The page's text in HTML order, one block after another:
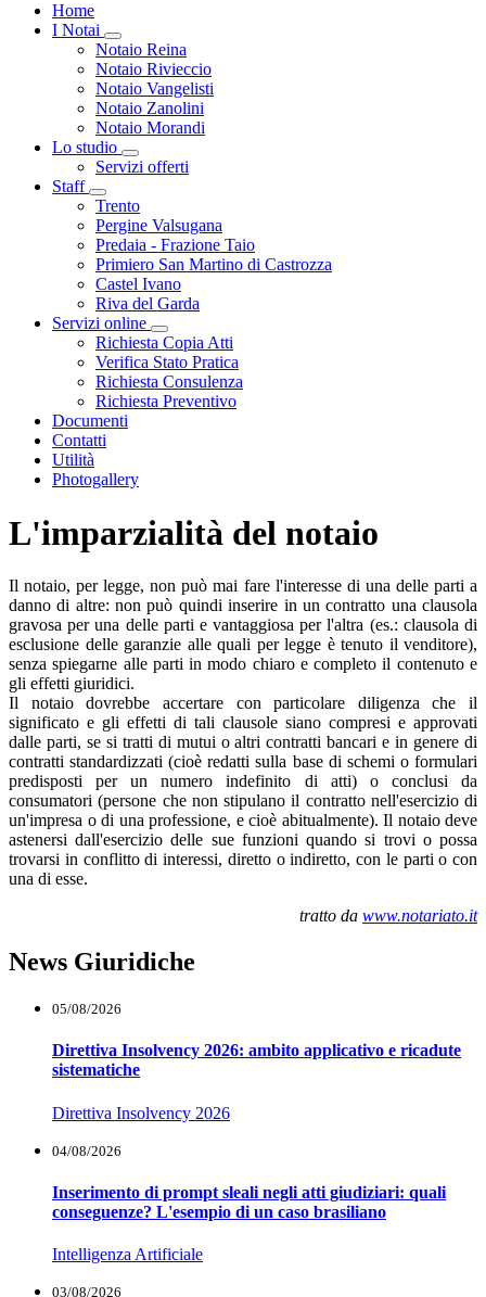
Home
I Notai
Visualizza menù di secondo livello
Notaio Reina
Notaio Rivieccio
Notaio Vangelisti
Notaio Zanolini
Notaio Morandi
Lo studio
Visualizza menù di secondo livello
Servizi offerti
Staff
Visualizza menù di secondo livello
Trento
Pergine Valsugana
Predaia - Frazione Taio
Primiero San Martino di Castrozza
Castel Ivano
Riva del Garda
Servizi online
Visualizza menù di secondo livello
Richiesta Copia Atti
Verifica Stato Pratica
Richiesta Consulenza
Richiesta Preventivo
Documenti
Contatti
Utilità
Photogallery
L'imparzialità del notaio
Il notaio, per legge, non può mai fare l'interesse di una delle parti a
danno di altre: non può quindi inserire in un contratto una clausola
gravosa per una delle parti e vantaggiosa per l'altra (es.: clausola di
esclusione delle garanzie alle quali per legge è tenuto il venditore),
senza spiegarne alle parti in modo chiaro e completo il contenuto e
gli effetti giuridici.
Il notaio dovrebbe accertare con particolare diligenza che il
significato e gli effetti di tali clausole siano compresi e approvati
dalle parti, se si tratti di mutui o altri contratti bancari e in genere di
contratti standardizzati (cioè redatti sulla base di schemi o formulari
predisposti per un numero indefinito di atti) o conclusi da
consumatori (persone che non stipulano il contratto nell'esercizio di
un'impresa o di una professione, e cioè abitualmente). Il notaio deve
astenersi dall'esercizio delle sue funzioni quando si trovi o possa
trovarsi in conflitto di interessi, diretto o indiretto, con le parti o con
una di esse.
tratto da www.notariato.it
News Giuridiche
05/08/2026
Direttiva Insolvency 2026: ambito applicativo e ricadute
sistematiche
Direttiva Insolvency 2026
04/08/2026
Inserimento di prompt sleali negli atti giudiziari: quali
conseguenze? L'esempio di un caso brasiliano
Intelligenza Artificiale
03/08/2026